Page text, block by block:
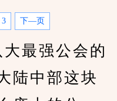
3 下—页
最强公会的
陆中部这块